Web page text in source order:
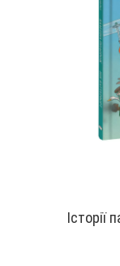
Історії